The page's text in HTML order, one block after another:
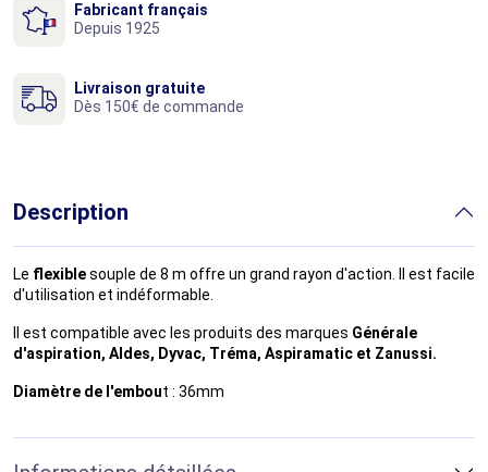
Fabricant français
Depuis 1925
Livraison gratuite
Dès 150€ de commande
Description
Le flexiblesouple de 8 m offre un grand rayon d'action. Il est facile
d'utilisation et indéformable.
Il est compatible avec les produits des marques Générale
d'aspiration, Aldes, Dyvac, Tréma, Aspiramatic et Zanussi.
Diamètre de l'embout : 36mm